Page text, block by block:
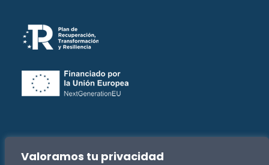
Valoramos tu privacidad